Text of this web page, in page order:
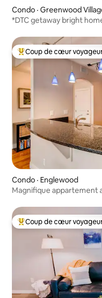
Condo · Greenwood
*DTC getaway bright
Coup de cœur voyageurs
Coup de cœur
Condo · Englewood
Magnifique appartement
Coup de cœur voyageurs
Coup de cœur